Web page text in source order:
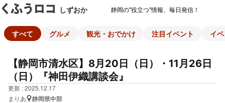
しずおか 静岡の"役立つ"情報、毎日発信！
すべて グルメ 観光・おでかけ 注目イベント イ
【静岡市清水区】8月20日（日）・11月26日
（日）『神田伊織講談会』
更新 : 2025.12.17
まりあ
静岡県中部